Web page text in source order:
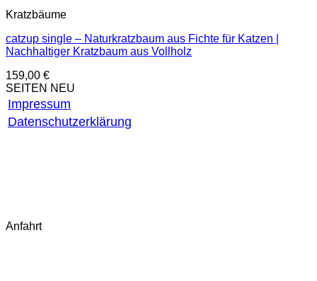
Kratzbäume
catzup single – Naturkratzbaum aus Fichte für Katzen |
Nachhaltiger Kratzbaum aus Vollholz
159,00 €
SEITEN NEU
Impressum
Datenschutzerklärung
Anfahrt